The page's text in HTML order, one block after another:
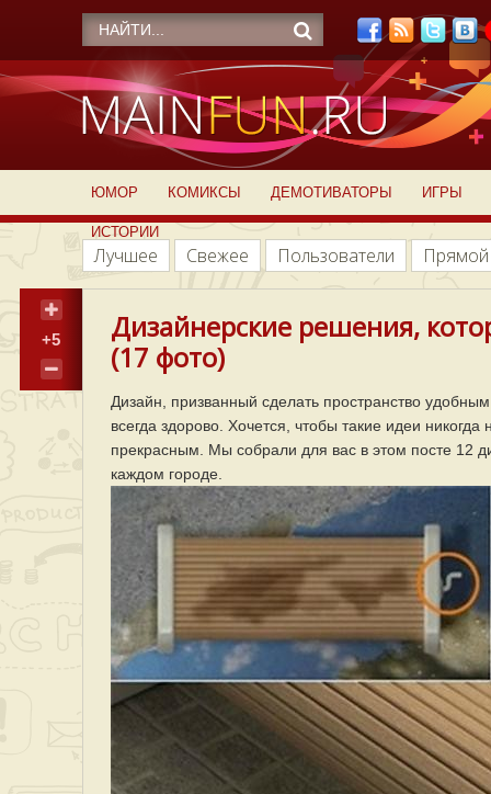
ЮМОР КОМИКСЫ ДЕМОТИВАТОРЫ ИГРЫ
ИСТОРИИ
Лучшее Свежее Пользователи
+5
Дизайнерские решения,
(17 фото)
Дизайн, призванный сделать пространство
всегда здорово. Хочется, чтобы такие идеи
прекрасным. Мы собрали для вас в этом посте 12
каждом городе.